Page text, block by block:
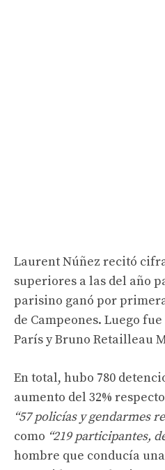
Laurent Núñez recitó
superiores a las del año
parisino ganó por
de Campeones. Luego
París y Bruno Retailleau
En total, hubo 780
aumento del 32%
“57 policías y gendarmes
como “219 participantes,
hombre que conducía